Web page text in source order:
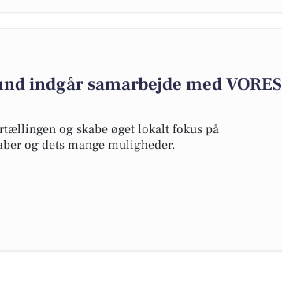
indgår samarbejde med VORES
og skabe øget lokalt fokus på
og dets mange muligheder.